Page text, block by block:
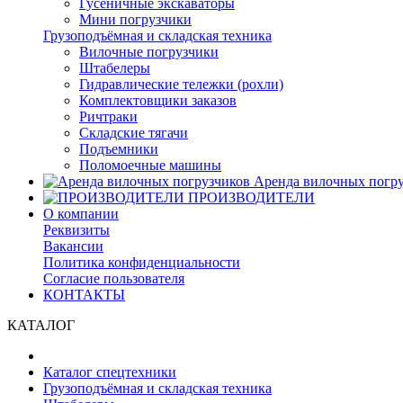
Гусеничные экскаваторы
Мини погрузчики
Грузоподъёмная и складская техника
Вилочные погрузчики
Штабелеры
Гидравлические тележки (рохли)
Комплектовщики заказов
Ричтраки
Складские тягачи
Подъемники
Поломоечные машины
Аренда вилочных
ПРОИЗВОДИТЕЛИ
О компании
Реквизиты
Вакансии
Политика конфиденциальности
Согласие пользователя
КОНТАКТЫ
КАТАЛОГ
Каталог спецтехники
Грузоподъёмная и складская техника